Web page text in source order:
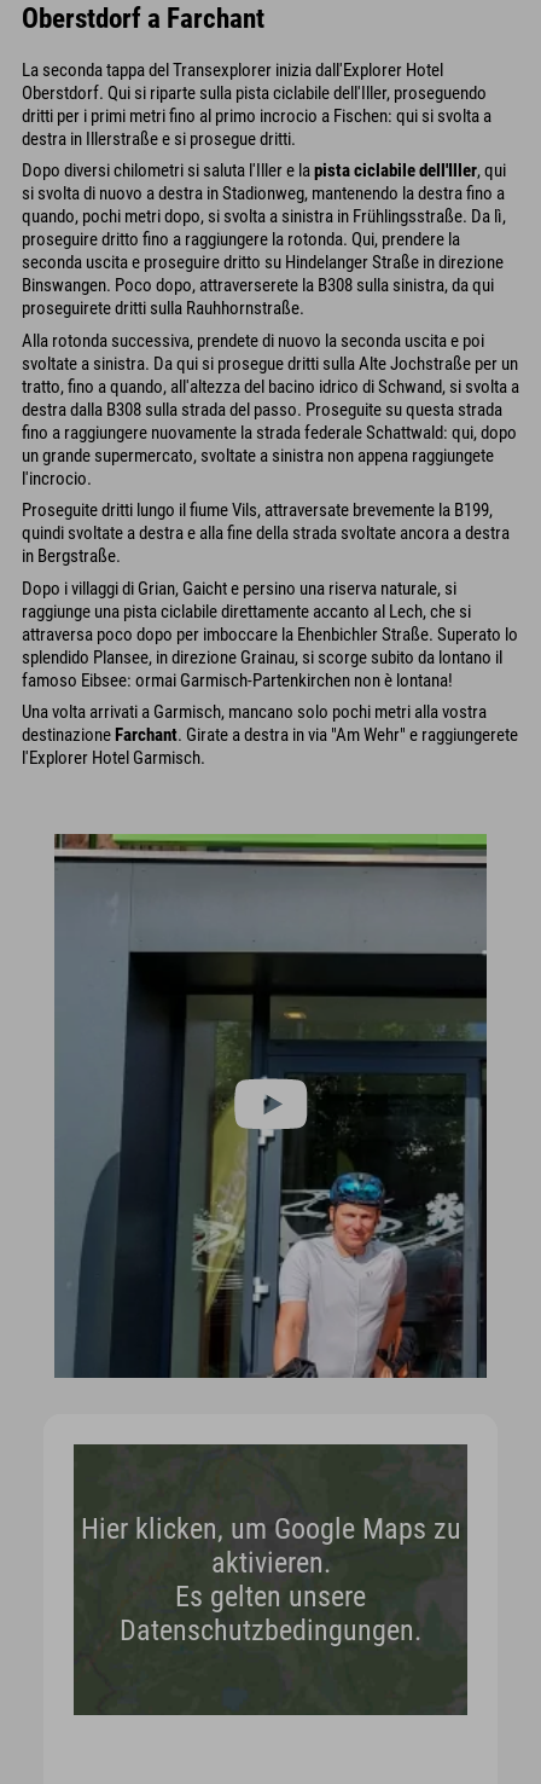
Oberstdorf a Farchant
La seconda tappa del Transexplorer inizia dall'Explorer Hotel
Oberstdorf. Qui si riparte sulla pista ciclabile dell'Iller, proseguendo
dritti per i primi metri fino al primo incrocio a Fischen: qui si svolta a
destra in Illerstraße e si prosegue dritti.
Dopo diversi chilometri si saluta l'Iller e lapista ciclabile dell'Iller, qui
si svolta di nuovo a destra in Stadionweg, mantenendo la destra fino a
quando, pochi metri dopo, si svolta a sinistra in Frühlingsstraße. Da lì,
proseguire dritto fino a raggiungere la rotonda. Qui, prendere la
seconda uscita e proseguire dritto su Hindelanger Straße in direzione
Binswangen. Poco dopo, attraverserete la B308 sulla sinistra, da qui
proseguirete dritti sulla Rauhhornstraße.
Alla rotonda successiva, prendete di nuovo la seconda uscita e poi
svoltate a sinistra. Da qui si prosegue dritti sulla Alte Jochstraße per un
tratto, fino a quando, all'altezza del bacino idrico di Schwand, si svolta a
destra dalla B308 sulla strada del passo. Proseguite su questa strada
fino a raggiungere nuovamente la strada federale Schattwald: qui, dopo
un grande supermercato, svoltate a sinistra non appena raggiungete
l'incrocio.
Proseguite dritti lungo il fiume Vils, attraversate brevemente la B199,
quindi svoltate a destra e alla fine della strada svoltate ancora a destra
in Bergstraße.
Dopo i villaggi di Grian, Gaicht e persino una riserva naturale, si
raggiunge una pista ciclabile direttamente accanto al Lech, che si
attraversa poco dopo per imboccare la Ehenbichler Straße. Superato lo
splendido Plansee, in direzione Grainau, si scorge subito da lontano il
famoso Eibsee: ormai Garmisch-Partenkirchen non è lontana!
Una volta arrivati a Garmisch, mancano solo pochi metri alla vostra
destinazioneFarchant. Girate a destra in via "Am Wehr" e raggiungerete
l'Explorer Hotel Garmisch.
Hier klicken, um Google Maps zu
aktivieren.
Es gelten unsere
Datenschutzbedingungen.